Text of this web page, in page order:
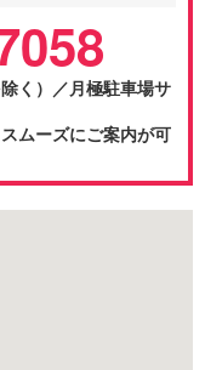
く）／月極駐車場サ
ムーズにご案内が可